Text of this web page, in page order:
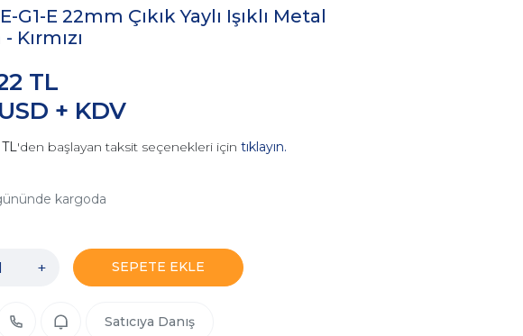
G1-E 22mm Çıkık Yaylı Işıklı Metal
Kırmızı
+ KDV
TL
TL'den başlayan taksit seçenekleri için tıklayın.
kargoda
+ SEPETE EKLE
Satıcıya Danış